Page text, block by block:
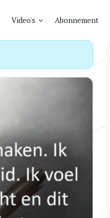
Video's Abonnement